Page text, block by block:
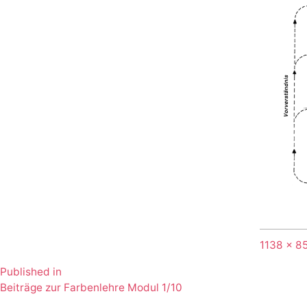
Full
1138 ×
Beitragsnavigation
Published in
Beiträge zur Farbenlehre Modul 1/10